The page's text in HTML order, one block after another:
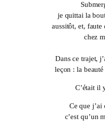
je quittai la
aussitôt, et,
chez
Dans ce trajet,
leçon : la
C’était il
Ce que j’ai
c’est qu’un